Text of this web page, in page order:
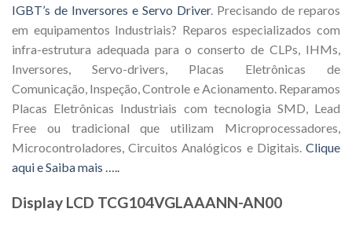
IGBT’s de Inversores e Servo Driver. Precisando de reparos
em equipamentos Industriais? Reparos especializados com
infra-estrutura adequada para o conserto de CLPs, IHMs,
Inversores, Servo-drivers, Placas Eletrônicas de
Comunicação, Inspeção, Controle e Acionamento. Reparamos
Placas Eletrônicas Industriais com tecnologia SMD, Lead
Free ou tradicional que utilizam Microprocessadores,
Microcontroladores, Circuitos Analógicos e Digitais. Clique
aqui e Saiba mais …..
Display LCD TCG104VGLAAANN-AN00